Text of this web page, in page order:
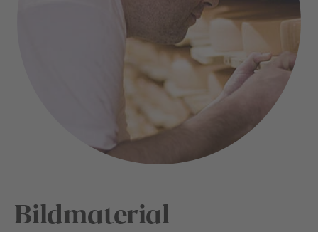
Bildmaterial